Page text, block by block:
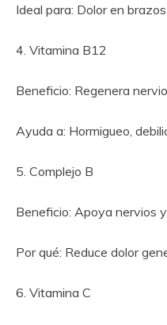
Ideal para: Dolor en
4. Vitamina B12
Beneficio: Regenera
Ayuda a: Hormigueo,
5. Complejo B
Beneficio: Apoya nervios
Por qué: Reduce dolor
6. Vitamina C